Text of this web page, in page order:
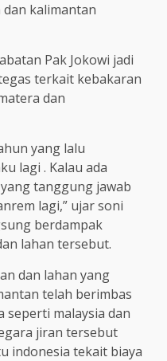
kalimantan
Pak Jokowi jadi
terkait kebakaran
dan
yang lalu
lagi . Kalau ada
tanggung jawab
lagi,” ujar soni
berdampak
lahan tersebut.
dan lahan yang
telah berimbas
malaysia dan
jiran tersebut
indonesia tekait biaya